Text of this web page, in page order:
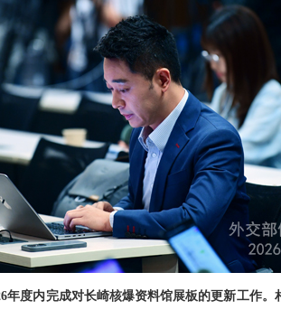
年度内完成对长崎核爆资料馆展板的更新工作